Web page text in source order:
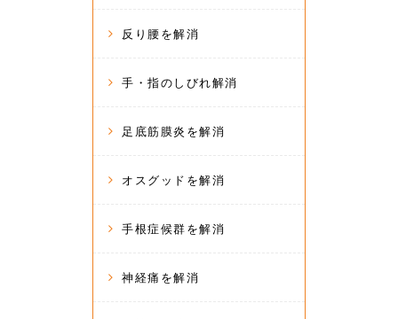
反り腰を解消
手・指のしびれ解消
足底筋膜炎を解消
オスグッドを解消
手根症候群を解消
神経痛を解消